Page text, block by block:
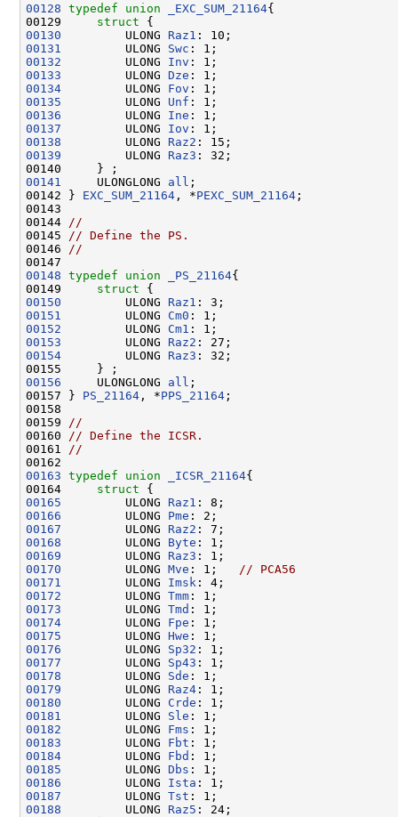
00128 typedef union _EXC_SUM_21164{
00129 struct
00130
         ULONG
Raz1
00131
         ULONG
Swc
00132
         ULONG
Inv
00133
         ULONG
Dze
00134
         ULONG
Fov
00135
         ULONG
Unf
00136
         ULONG
Ine
00137
         ULONG
Iov
00138
         ULONG
Raz2
00139
         ULONG
Raz3 : 32;
00141
     ULONGLONG
all ;
00142 } EXC_SUM_21164 , *PEXC_SUM_21164 ;
00143
00144
//
00145
// Define the PS.
00146
//
00148 typedef union _PS_21164{
00149 struct
00150
         ULONG
Raz1
00151
         ULONG
Cm0
00152
         ULONG
Cm1
00153
         ULONG
Raz2
00154
         ULONG
Raz3 : 32;
00156
     ULONGLONG
all ;
00157 } PS_21164 , *PPS_21164 ;
00158
00159
//
00160
// Define the ICSR.
00161
//
00163 typedef union _ICSR_21164{
00164 struct
00165
         ULONG
Raz1
00166
         ULONG
Pme
00167
         ULONG
Raz2
00168
         ULONG
Byte
00169
         ULONG
Raz3
00170
         ULONG
Mve : 1;
// PCA56
00171
         ULONG
Imsk
00172
         ULONG
Tmm
00173
         ULONG
Tmd
00174
         ULONG
Fpe
00175
         ULONG
Hwe
00176
         ULONG
Sp32
00177
         ULONG
Sp43
00178
         ULONG
Sde
00179
         ULONG
Raz4
00180
         ULONG
Crde
00181
         ULONG
Sle
00182
         ULONG
Fms
00183
         ULONG
Fbt
00184
         ULONG
Fbd
00185
         ULONG
Dbs
00186
         ULONG
Ista
00187
         ULONG
Tst
00188
         ULONG
Raz5 : 24;